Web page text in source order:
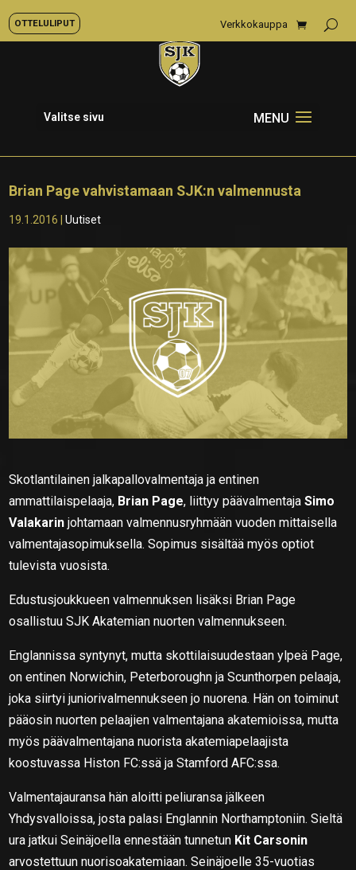
OTTELULIPUT Verkkokauppa
Valitse sivu
Brian Page vahvistamaan SJK:n valmennusta
19.1.2016 |Uutiset
Skotlantilainen jalkapallovalmentaja ja entinen
ammattilaispelaaja, Brian Page, liittyy päävalmentajaSimo
Valakarin johtamaan valmennusryhmään vuoden mittaisella
valmentajasopimuksella. Sopimus sisältää myös optiot
tulevista vuosista.
Edustusjoukkueen valmennuksen lisäksi Brian Page
osallistuu SJK Akatemian nuorten valmennukseen.
Englannissa syntynyt, mutta skottilaisuudestaan ylpeä Page,
on entinen Norwichin, Peterboroughn ja Scunthorpen pelaaja,
joka siirtyi juniorivalmennukseen jo nuorena. Hän on toiminut
pääosin nuorten pelaajien valmentajana akatemioissa, mutta
myös päävalmentajana nuorista akatemiapelaajista
koostuvassa Histon FC:ssä ja Stamford AFC:ssa.
Valmentajauransa hän aloitti peliuransa jälkeen
Yhdysvalloissa, josta palasi Englannin Northamptoniin. Sieltä
ura jatkui Seinäjoella ennestään tunnetun Kit Carsonin
arvostettuun nuorisoakatemiaan. Seinäjoelle 35-vuotias